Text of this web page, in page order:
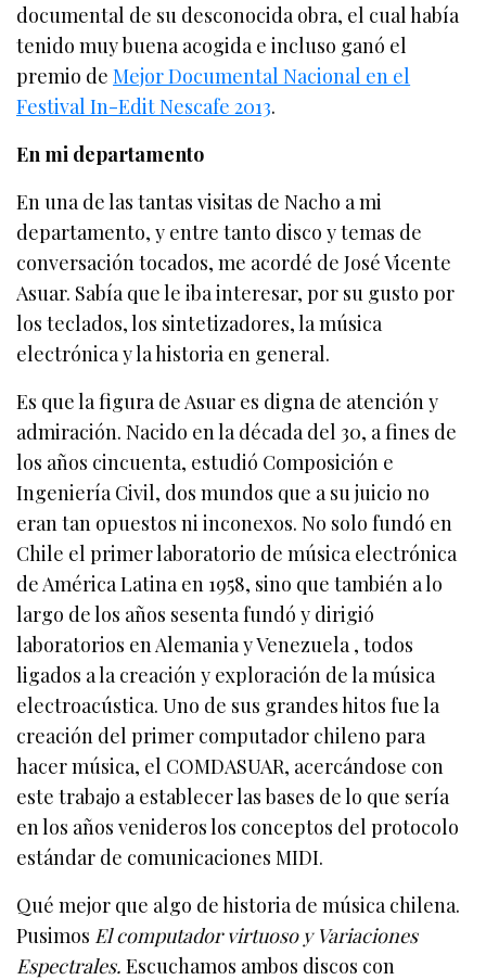
documental de su desconocida obra, el cual había
tenido muy buena acogida e incluso ganó el
premio deMejor Documental Nacional en el
Festival In-Edit Nescafe 2013.
En mi departamento
En una de las tantas visitas de Nacho a mi
departamento, y entre tanto disco y temas de
conversación tocados, me acordé de José Vicente
Asuar. Sabía que le iba interesar, por su gusto por
los teclados, los sintetizadores, la música
electrónica y la historia en general.
Es que la figura de Asuar es digna de atención y
admiración. Nacido en la década del 30, a fines de
los años cincuenta, estudió Composición e
Ingeniería Civil, dos mundos que a su juicio no
eran tan opuestos ni inconexos. No solo fundó en
Chile el primer laboratorio de música electrónica
de América Latina en 1958, sino que también a lo
largo de los años sesenta fundó y dirigió
laboratorios en Alemania y Venezuela , todos
ligados a la creación y exploración de la música
electroacústica. Uno de sus grandes hitos fue la
creación del primer computador chileno para
hacer música, el COMDASUAR, acercándose con
este trabajo a establecer las bases de lo que sería
en los años venideros los conceptos del protocolo
estándar de comunicaciones MIDI.
Qué mejor que algo de historia de música chilena.
Pusimos El computador virtuoso y Variaciones
Espectrales.Escuchamos ambos discos con